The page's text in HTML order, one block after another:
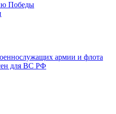
Победы
армии и флота
для ВС РФ